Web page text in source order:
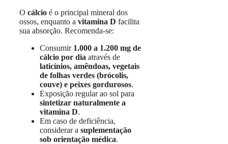
O cálcio é o principal mineral dos
ossos, enquanto a vitamina D facilita
sua absorção. Recomenda-se:
Consumir 1.000 a 1.200 mg de
cálcio por dia através de
laticínios, amêndoas, vegetais
de folhas verdes (brócolis,
couve) e peixes gordurosos.
Exposição regular ao sol para
sintetizar naturalmente a
vitamina D.
Em caso de deficiência,
considerar a suplementação
sob orientação médica.